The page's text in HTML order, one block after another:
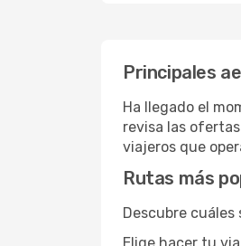
Principales
Ha llegado el
revisa las
viajeros que
Rutas más
Descubre cuáles